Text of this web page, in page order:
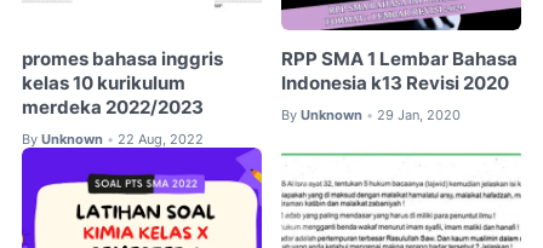
promes bahasa inggris
kelas 10 kurikulum
merdeka 2022/2023
By Unknown • 22 Aug, 2022
RPP SMA 1 Lembar Bahasa
Indonesia k13 Revisi 2020
By Unknown • 29 Jan, 2020